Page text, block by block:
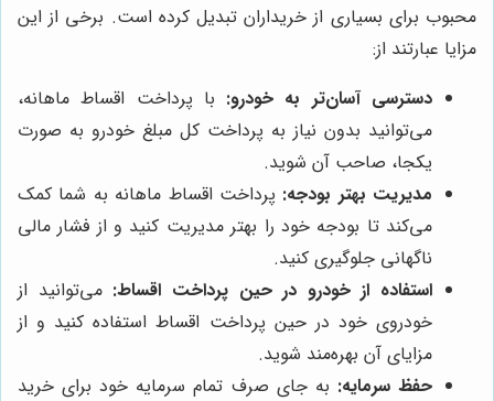
محبوب برای بسیاری از خریداران تبدیل کرده است. برخی از این
مزایا عبارتند از:
دسترسی آسان‌تر به خودرو: با پرداخت اقساط ماهانه،
می‌توانید بدون نیاز به پرداخت کل مبلغ خودرو به صورت
یکجا، صاحب آن شوید.
مدیریت بهتر بودجه: پرداخت اقساط ماهانه به شما کمک
می‌کند تا بودجه خود را بهتر مدیریت کنید و از فشار مالی
ناگهانی جلوگیری کنید.
استفاده از خودرو در حین پرداخت اقساط: می‌توانید از
خودروی خود در حین پرداخت اقساط استفاده کنید و از
مزایای آن بهره‌مند شوید.
حفظ سرمایه: به جای صرف تمام سرمایه خود برای خرید